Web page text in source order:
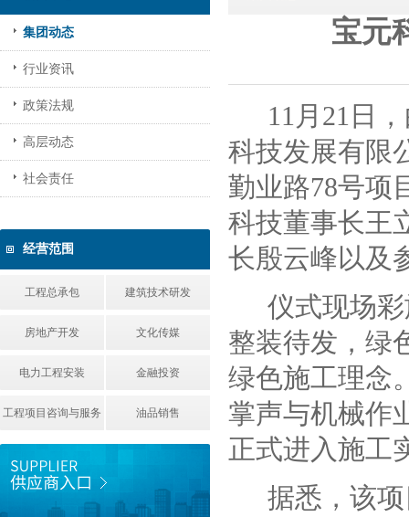
集团动态
行业资讯
政策法规
高层动态
社会责任
经营范围
工程总承包 建筑技术研发
房地产开发 文化传媒
电力工程安装 金融投资
工程项目咨询与服务 油品销售
宝元
11月21日
科技发展有限
勤业路78号项
科技董事长王
长殷云峰以及
仪式现场
整装待发，绿
绿色施工理念
掌声与机械作
正式进入施工
据悉，该